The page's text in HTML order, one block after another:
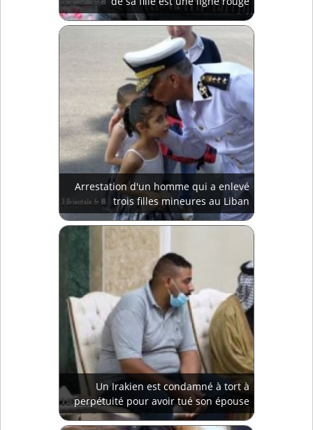
Arrestation d'un homme qui a enlevé
trois filles mineures au Liban
Un Irakien est condamné à tort à
perpétuité pour avoir tué son épouse